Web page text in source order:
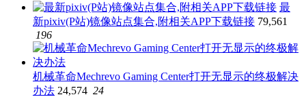
最
新pixiv(P站)镜像站点集合,附相关APP下载链接 79,561
196
机械革命Mechrevo Gaming Center打开无显示的终极解决
办法 24,574 24